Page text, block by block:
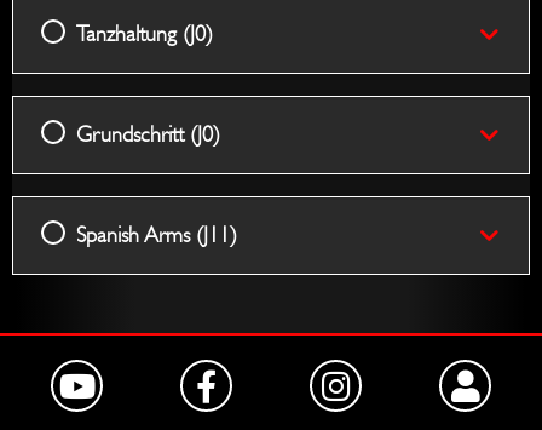
Tanzhaltung (J0)
Grundschritt (J0)
Spanish Arms (J11)